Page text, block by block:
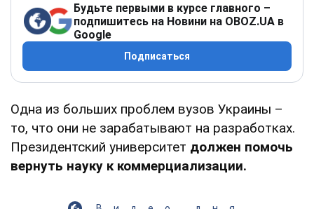
Будьте первыми в курсе главного –
подпишитесь на Новини на OBOZ.UA в
Google
Подписаться
Одна из больших проблем вузов Украины –
то, что они не зарабатывают на разработках.
Президентский университет должен помочь
вернуть науку к коммерциализации.